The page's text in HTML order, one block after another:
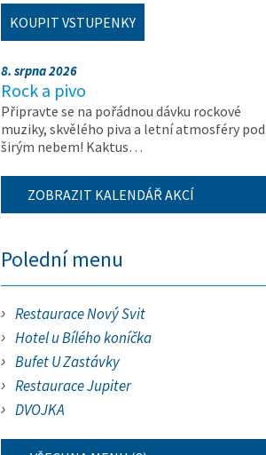
KOUPIT VSTUPENKY
8. srpna 2026
Rock a pivo
Připravte se na pořádnou dávku rockové
muziky, skvělého piva a letní atmosféry pod
širým nebem! Kaktus…
ZOBRAZIT KALENDÁŘ AKCÍ
Polední menu
Restaurace Nový Svit
Hotel u Bílého koníčka
Bufet U Zastávky
Restaurace Jupiter
DVOJKA